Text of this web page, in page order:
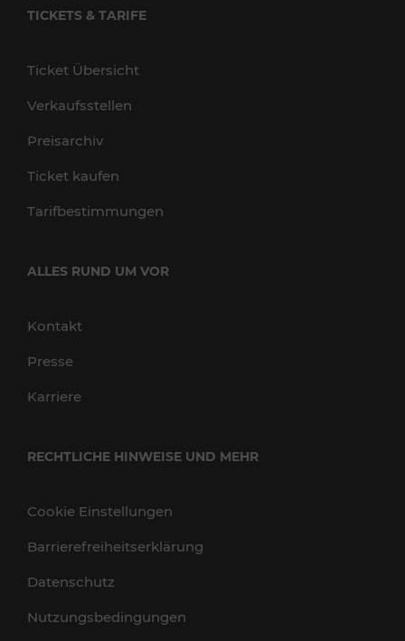
TICKETS & TARIFE
Ticket Übersicht
Verkaufsstellen
Preisarchiv
Ticket kaufen
Tarifbestimmungen
ALLES RUND UM VOR
Kontakt
Presse
Karriere
RECHTLICHE HINWEISE UND MEHR
Cookie Einstellungen
Barrierefreiheitserklärung
Datenschutz
Nutzungsbedingungen